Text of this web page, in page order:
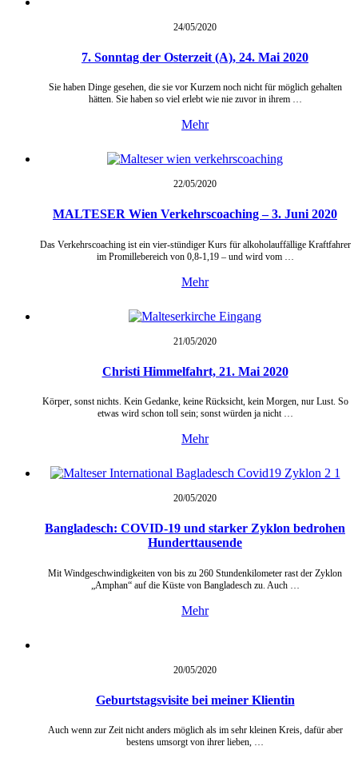
24/05/2020
7. Sonntag der Osterzeit (A), 24. Mai 2020
Sie haben Dinge gesehen, die sie vor Kurzem noch nicht für möglich gehalten
hätten. Sie haben so viel erlebt wie nie zuvor in ihrem …
Mehr
22/05/2020
MALTESER Wien Verkehrscoaching – 3. Juni 2020
Das Verkehrscoaching ist ein vier-stündiger Kurs für alkoholauffällige Kraftfahrer
im Promillebereich von 0,8-1,19 – und wird vom …
Mehr
21/05/2020
Christi Himmelfahrt, 21. Mai 2020
Körper, sonst nichts. Kein Gedanke, keine Rücksicht, kein Morgen, nur Lust. So
etwas wird schon toll sein; sonst würden ja nicht …
Mehr
20/05/2020
Bangladesch: COVID-19 und starker Zyklon bedrohen
Hunderttausende
Mit Windgeschwindigkeiten von bis zu 260 Stundenkilometer rast der Zyklon
„Amphan“ auf die Küste von Bangladesch zu. Auch …
Mehr
20/05/2020
Geburtstagsvisite bei meiner Klientin
Auch wenn zur Zeit nicht anders möglich als im sehr kleinen Kreis, dafür aber
bestens umsorgt von ihrer lieben, …